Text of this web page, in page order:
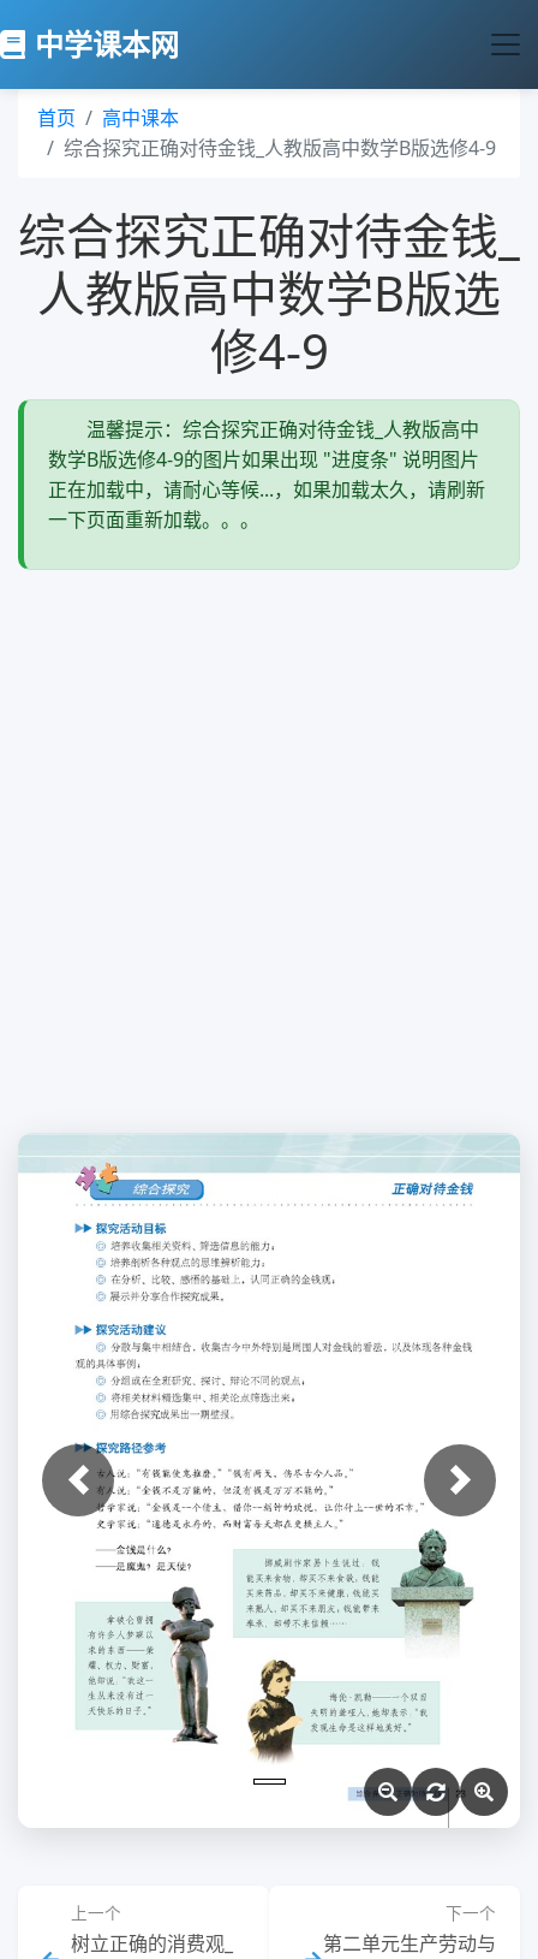
中学课本网
首页
高中课本
综合探究正确对待金钱_人教版高中数学B版选修4-9
综合探究正确对待金钱_
人教版高中数学B版选
修4-9
温馨提示：综合探究正确对待金钱_人教版高中
数学B版选修4-9的图片如果出现 "进度条" 说明图片
正在加载中，请耐心等候...，如果加载太久，请刷新
一下页面重新加载。。。
上一张 下一张
上一个
树立正确的消费观_
下一个
第二单元生产劳动与